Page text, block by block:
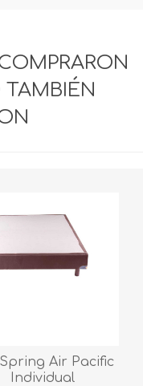
TAMBIÉN
Air Pacific
Individual